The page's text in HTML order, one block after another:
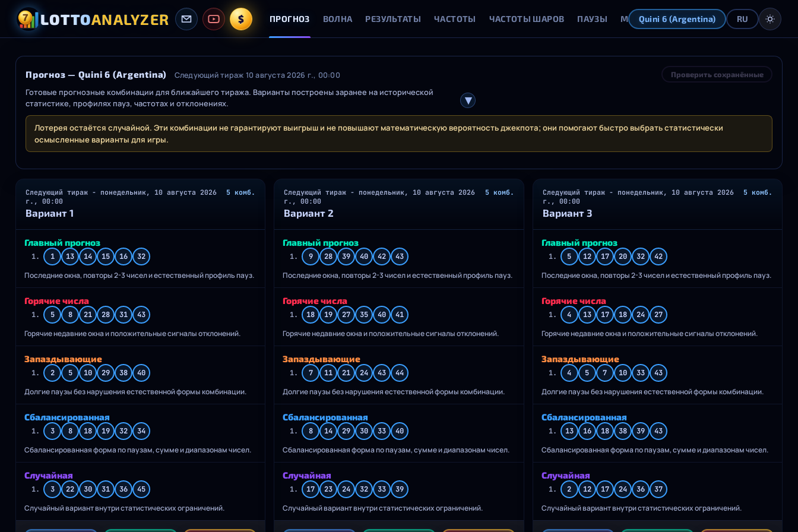
LOTTOANALYZER $ ПРОГНОЗ ВОЛНА РЕЗУЛЬТАТЫ ЧАСТОТЫ ЧАСТОТЫ ШАРОВ ПАУЗЫ МАТРИЦА ОТКЛОНЕНИЯ ГЕНЕРАТОР
Quini 6 (Argentina) RU
Прогноз — Quini 6 (Argentina) Следующий тираж 10 августа 2026 г., 00:00 Проверить сохранённые
Готовые прогнозные комбинации для ближайшего тиража. Варианты построены заранее на исторической
статистике, профилях пауз, частотах и отклонениях.
Лотерея остаётся случайной. Эти комбинации не гарантируют выигрыш и не повышают математическую вероятность джекпота; они помогают быстро выбрать статистически
осмысленные варианты для игры.
Следующий тираж - понедельник, 10 августа 2026
г., 00:00
Вариант 1
5 комб.
Главный прогноз
1. 1 13 14 15 16 32
Последние окна, повторы 2-3 чисел и естественный профиль пауз.
Горячие числа
1. 5 8 21 28 31 43
Горячие недавние окна и положительные сигналы отклонений.
Запаздывающие
1. 2 5 10 29 38 40
Долгие паузы без нарушения естественной формы комбинации.
Сбалансированная
1. 3 8 18 19 32 34
Сбалансированная форма по паузам, сумме и диапазонам чисел.
Случайная
1. 3 22 30 31 36 45
Случайный вариант внутри статистических ограничений.
Следующий тираж - понедельник, 10 августа 2026
г., 00:00
Вариант 2
5 комб.
Главный прогноз
1. 9 28 39 40 42 43
Последние окна, повторы 2-3 чисел и естественный профиль пауз.
Горячие числа
1. 18 19 27 35 40 41
Горячие недавние окна и положительные сигналы отклонений.
Запаздывающие
1. 7 11 21 24 43 44
Долгие паузы без нарушения естественной формы комбинации.
Сбалансированная
1. 8 14 29 30 33 40
Сбалансированная форма по паузам, сумме и диапазонам чисел.
Случайная
1. 17 23 24 32 33 39
Случайный вариант внутри статистических ограничений.
Следующий тираж - понедельник, 10 августа 2026
г., 00:00
Вариант 3
5 комб.
Главный прогноз
1. 5 12 17 20 32 42
Последние окна, повторы 2-3 чисел и естественный профиль пауз.
Горячие числа
1. 4 13 17 18 24 27
Горячие недавние окна и положительные сигналы отклонений.
Запаздывающие
1. 4 5 7 10 33 43
Долгие паузы без нарушения естественной формы комбинации.
Сбалансированная
1. 13 16 18 38 39 43
Сбалансированная форма по паузам, сумме и диапазонам чисел.
Случайная
1. 2 12 17 24 36 37
Случайный вариант внутри статистических ограничений.